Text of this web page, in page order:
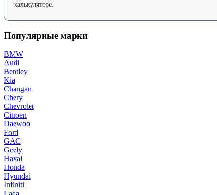
калькуляторе.
Популярные марки
BMW
Audi
Bentley
Kia
Changan
Chery
Chevrolet
Citroen
Daewoo
Ford
GAC
Geely
Haval
Honda
Hyundai
Infiniti